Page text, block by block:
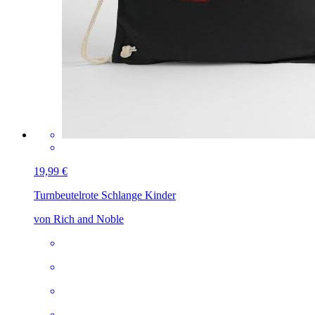
19,99 €
Turnbeutelrote Schlange Kinder
von Rich and Noble